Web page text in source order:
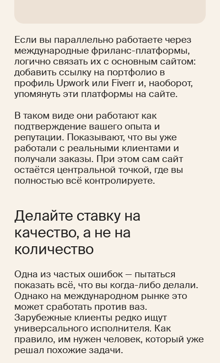
Если вы параллельно работаете через
международные фриланс-платформы,
логично связать их с основным сайтом:
добавить ссылку на портфолио в
профиль Upwork или Fiverr и, наоборот,
упомянуть эти платформы на сайте.
В таком виде они работают как
подтверждение вашего опыта и
репутации. Показывают, что вы уже
работали с реальными клиентами и
получали заказы. При этом сам сайт
остаётся центральной точкой, где вы
полностью всё контролируете.
Делайте ставку на
качество, а не на
количество
Одна из частых ошибок — пытаться
показать всё, что вы когда-либо делали.
Однако на международном рынке это
может сработать против ваз.
Зарубежные клиенты редко ищут
универсального исполнителя. Как
правило, им нужен человек, который уже
решал похожие задачи.